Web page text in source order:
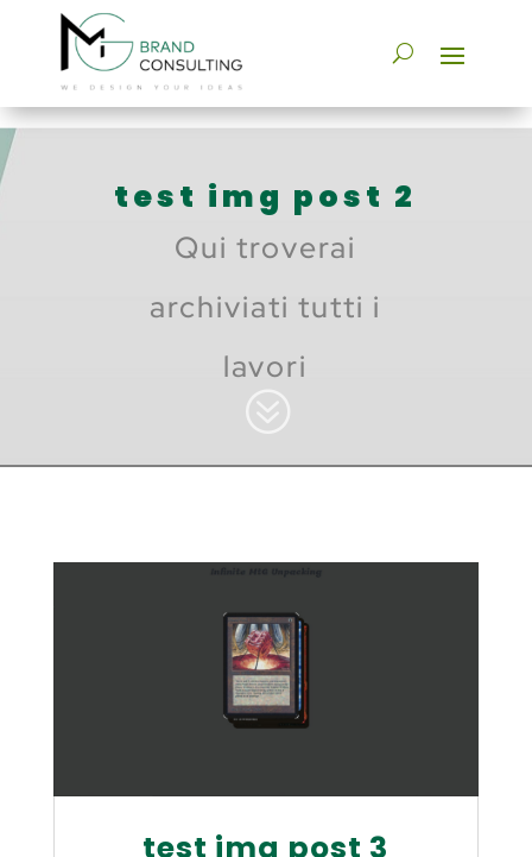
test img post 2
Qui troverai
archiviati tutti i
lavori
?
test img post 3